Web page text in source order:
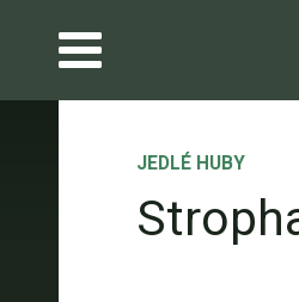
JEDLÉ HUBY